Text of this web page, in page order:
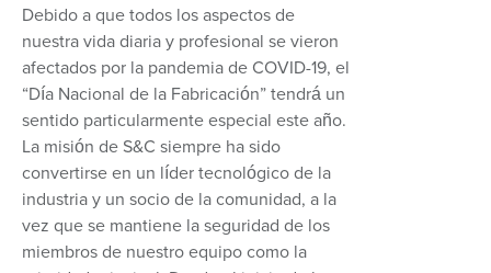
Debido a que todos los aspectos de
nuestra vida diaria y profesional se vieron
afectados por la pandemia de COVID-19, el
“Día Nacional de la Fabricación” tendrá un
sentido particularmente especial este año.
La misión de S&C siempre ha sido
convertirse en un líder tecnológico de la
industria y un socio de la comunidad, a la
vez que se mantiene la seguridad de los
miembros de nuestro equipo como la